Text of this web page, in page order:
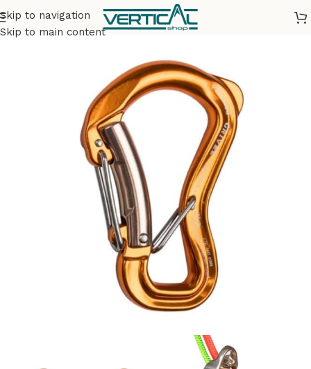
Skip to navigation
Skip to main content
Accueil Matériel Mousquetons